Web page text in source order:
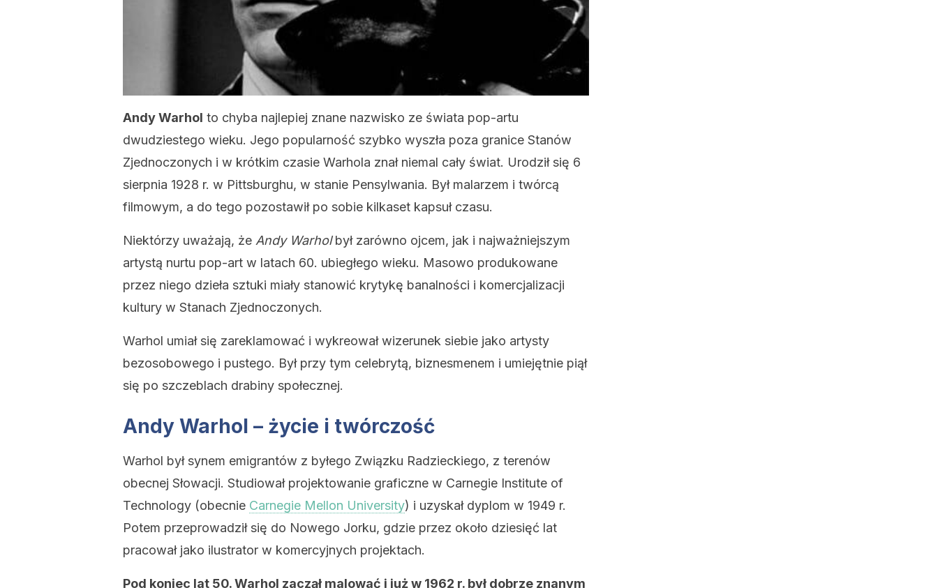
Andy Warhol to chyba najlepiej znane nazwisko ze świata pop-artu
dwudziestego wieku. Jego popularność szybko wyszła poza granice Stanów
Zjednoczonych i w krótkim czasie Warhola znał niemal cały świat. Urodził się 6
sierpnia 1928 r. w Pittsburghu, w stanie Pensylwania. Był malarzem i twórcą
filmowym, a do tego pozostawił po sobie kilkaset kapsuł czasu.
Niektórzy uważają, że Andy Warholbył zarówno ojcem, jak i najważniejszym
artystą nurtu pop-art w latach 60. ubiegłego wieku. Masowo produkowane
przez niego dzieła sztuki miały stanowić krytykę banalności i komercjalizacji
kultury w Stanach Zjednoczonych.
Warhol umiał się zareklamować i wykreował wizerunek siebie jako artysty
bezosobowego i pustego. Był przy tym celebrytą, biznesmenem i umiejętnie piął
się po szczeblach drabiny społecznej.
Andy Warhol – życie i twórczość
Warhol był synem emigrantów z byłego Związku Radzieckiego, z terenów
obecnej Słowacji. Studiował projektowanie graficzne w Carnegie Institute of
Technology (obecnie Carnegie Mellon University) i uzyskał dyplom w 1949 r.
Potem przeprowadził się do Nowego Jorku, gdzie przez około dziesięć lat
pracował jako ilustrator w komercyjnych projektach.
Pod koniec lat 50. Warhol zaczął malować i już w 1962 r. był dobrze znanym